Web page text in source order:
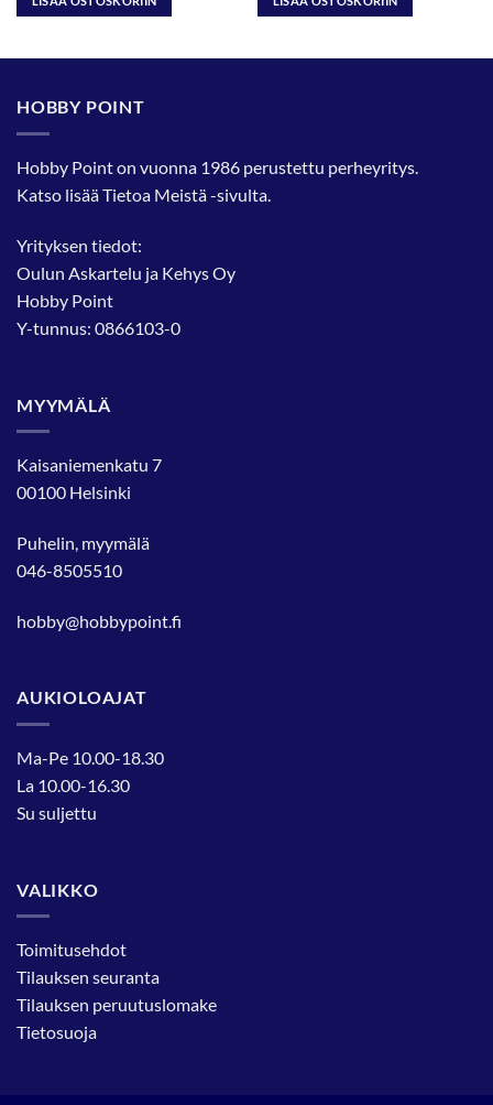
HOBBY POINT
Hobby Point on vuonna 1986 perustettu perheyritys.
Katso lisääTietoa Meistä-sivulta.
Yrityksen tiedot:
Oulun Askartelu ja Kehys Oy
Hobby Point
Y-tunnus: 0866103-0
MYYMÄLÄ
Kaisaniemenkatu 7
00100 Helsinki
Puhelin, myymälä
046-8505510
hobby@hobbypoint.fi
AUKIOLOAJAT
Ma-Pe 10.00-18.30
La 10.00-16.30
Su suljettu
VALIKKO
Toimitusehdot
Tilauksen seuranta
Tilauksen peruutuslomake
Tietosuoja